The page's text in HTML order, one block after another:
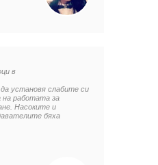
в
установя слабите си
на работата за
Насоките и
бяха